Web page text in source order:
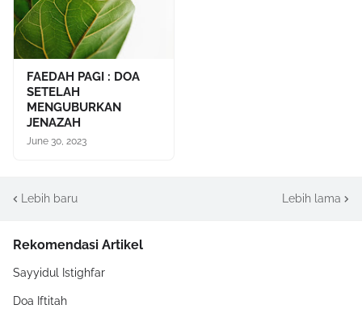
FAEDAH PAGI : DOA
SETELAH
MENGUBURKAN
JENAZAH
June 30, 2023
Lebih baru Lebih lama
Rekomendasi Artikel
Sayyidul Istighfar
Doa Iftitah